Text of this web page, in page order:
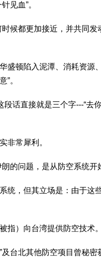
见血”。
候都更加接近，并共同
盛顿陷入泥潭、消耗资源
”。
话直接就是三个字---“去
非常犀利。
的问题，是从防空系统开
统，但其立场是：由于这
指）向台湾提供防空技术。
台北其他防空项目曾秘密